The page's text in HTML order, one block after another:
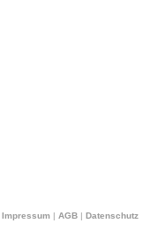
Impressum | AGB | Datenschutz